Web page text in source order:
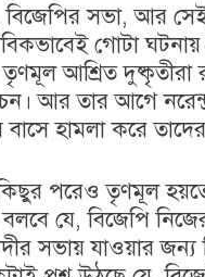
সভা, আর সেই
গোটা
আশ্রিত দুষ্কৃতীরা
আর তার আগে
হামলা করে
পরেও তৃণমূল
বলবে যে, বিজেপি
সভায় যাওয়ার